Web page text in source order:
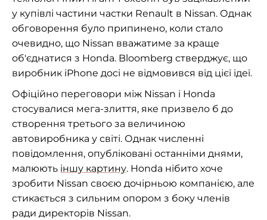
у купівлі частини частки Renault в Nissan. Однак
обговорення було припинено, коли стало
очевидно, що Nissan вважатиме за краще
об'єднатися з Honda. Bloomberg стверджує, що
виробник iPhone досі не відмовився від цієї ідеї.
Офіційно переговори між Nissan і Honda
стосувалися мега-злиття, яке призвело б до
створення третього за величиною
автовиробника у світі. Однак численні
повідомлення, опубліковані останніми днями,
малюють іншу картину. Honda нібито хоче
зробити Nissan своєю дочірньою компанією, але
стикається з сильним опором з боку членів
ради директорів Nissan.